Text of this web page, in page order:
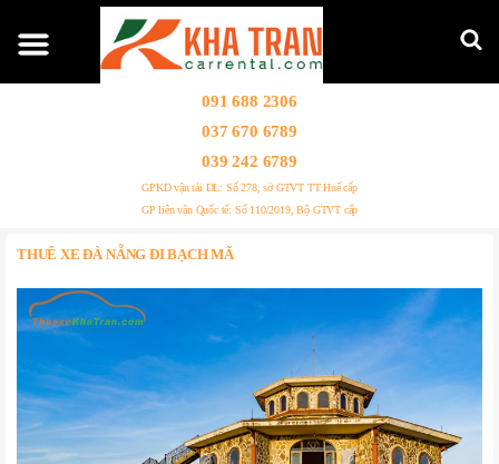
091 688 2306
037 670 6789
039 242 6789
GPKD vận tải DL: Số 278, sở GTVT TT Huế cấp
GP liên vận Quốc tế: Số 110/2019, Bộ GTVT cấp
THUÊ XE ĐÀ NẴNG ĐI BẠCH MÃ